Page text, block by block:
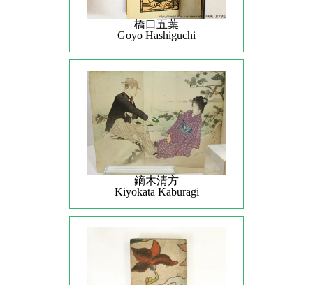
橋口五葉
Goyo Hashiguchi
鏑木清方
Kiyokata Kaburagi